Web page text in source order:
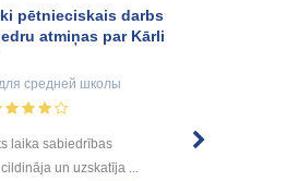
pētnieciskais darbs
atmiņas par Kārli
средней школы
laika sabiedrības
cildināja un uzskatīja ...